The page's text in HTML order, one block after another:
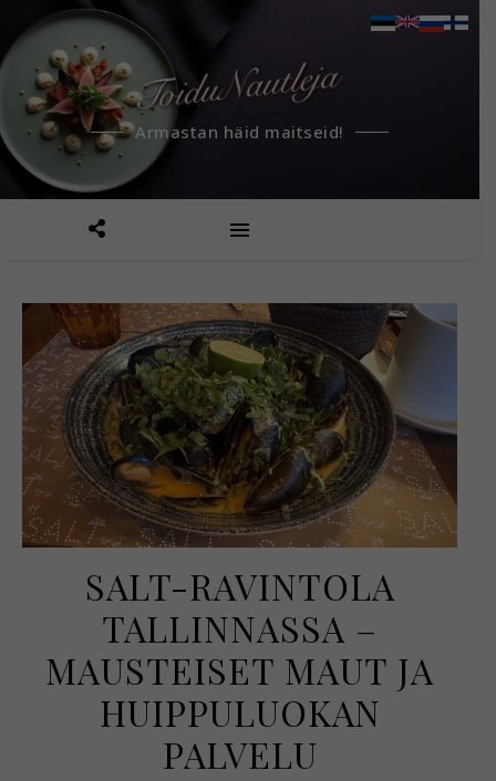
Armastan häid maitseid!
SALT-RAVINTOLA
TALLINNASSA –
MAUSTEISET MAUT JA
HUIPPULUOKAN
PALVELU